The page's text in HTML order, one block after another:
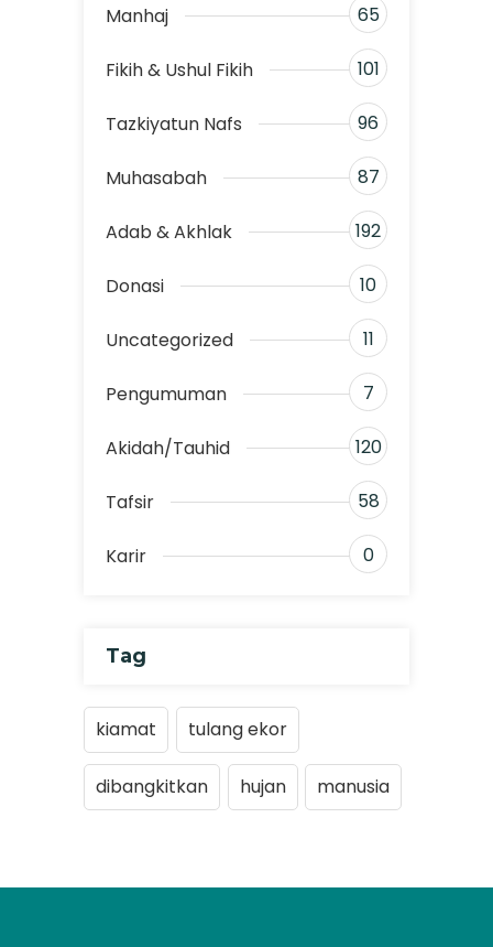
Manhaj 65
Fikih & Ushul Fikih 101
Tazkiyatun Nafs 96
Muhasabah 87
Adab & Akhlak 192
Donasi 10
Uncategorized 11
Pengumuman 7
Akidah/Tauhid 120
Tafsir 58
Karir 0
Tag
kiamat tulang ekor
dibangkitkan hujan manusia